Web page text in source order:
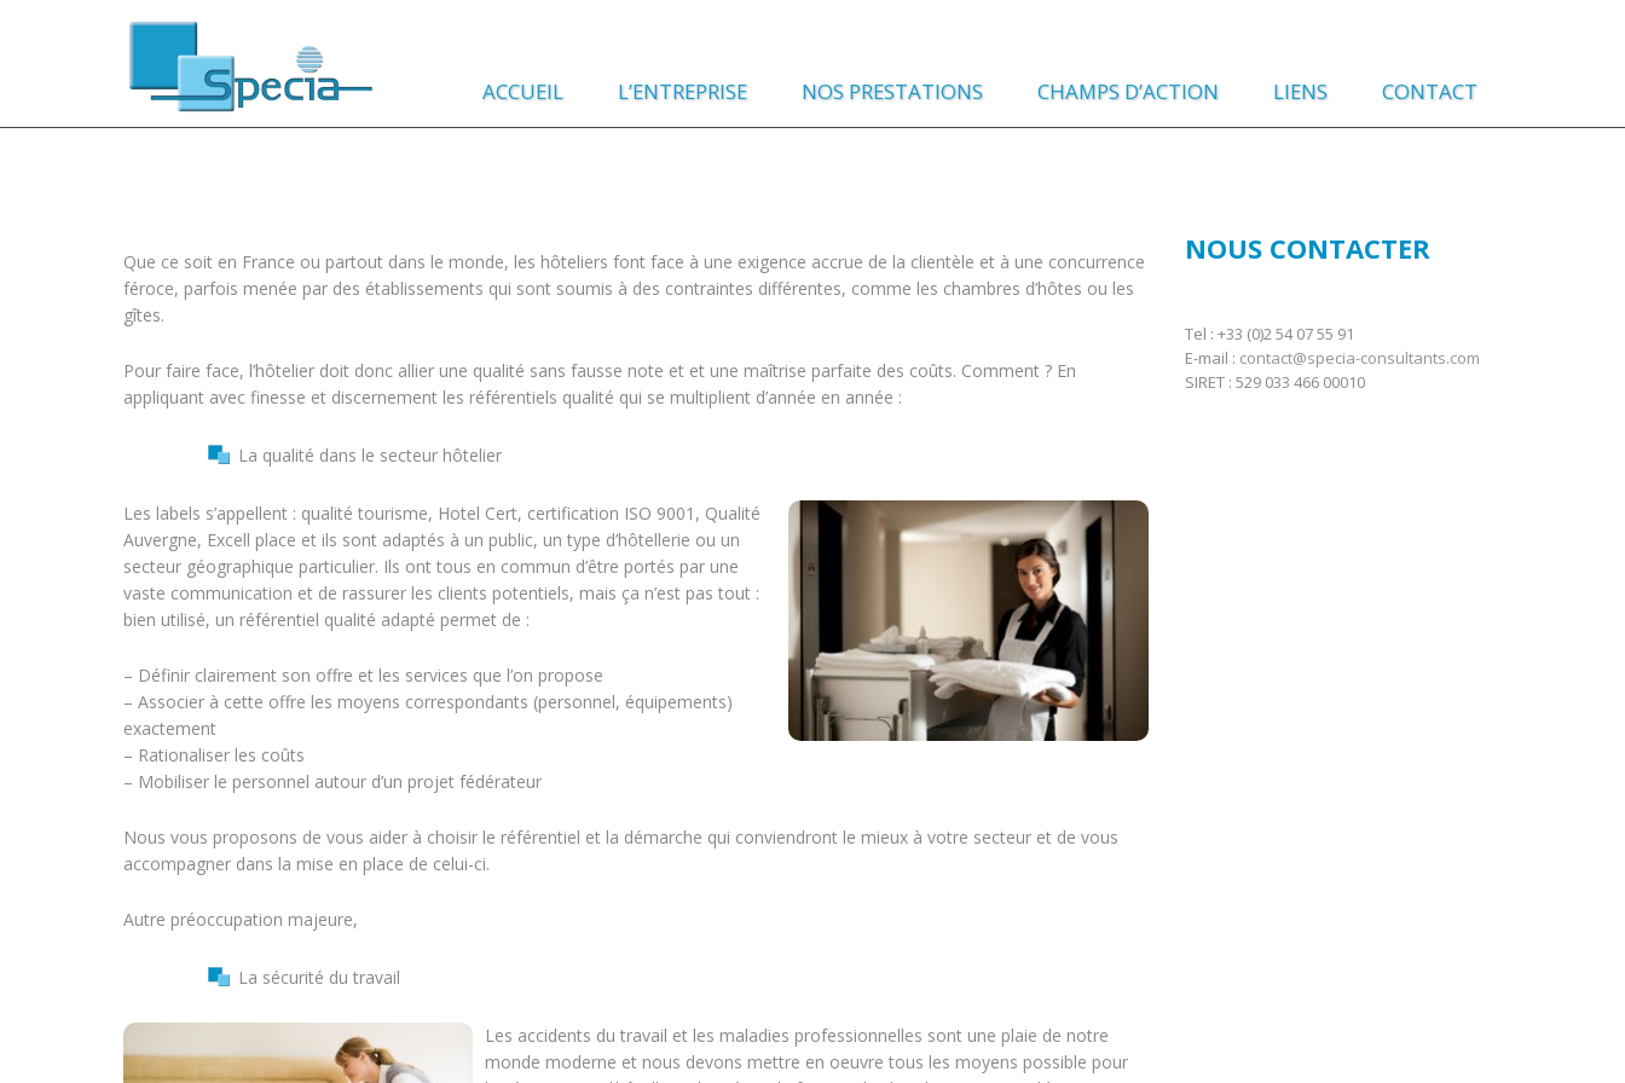
ACCUEIL L’ENTREPRISE NOS PRESTATIONS CHAMPS D’ACTION LIENS CONTACT
Que ce soit en France ou partout dans le monde, les hôteliers font face à une exigence accrue de la clientèle et à une concurrence
féroce, parfois menée par des établissements qui sont soumis à des contraintes différentes, comme les chambres d’hôtes ou les
gîtes.
Pour faire face, l’hôtelier doit donc allier une qualité sans fausse note et et une maîtrise parfaite des coûts. Comment ? En
appliquant avec finesse et discernement les référentiels qualité qui se multiplient d’année en année :
La qualité dans le secteur hôtelier
Les labels s’appellent : qualité tourisme, Hotel Cert, certification ISO 9001, Qualité
Auvergne, Excell place et ils sont adaptés à un public, un type d’hôtellerie ou un
secteur géographique particulier. Ils ont tous en commun d’être portés par une
vaste communication et de rassurer les clients potentiels, mais ça n’est pas tout :
bien utilisé, un référentiel qualité adapté permet de :
– Définir clairement son offre et les services que l’on propose
– Associer à cette offre les moyens correspondants (personnel, équipements)
exactement
– Rationaliser les coûts
– Mobiliser le personnel autour d’un projet fédérateur
Nous vous proposons de vous aider à choisir le référentiel et la démarche qui conviendront le mieux à votre secteur et de vous
accompagner dans la mise en place de celui-ci.
Autre préoccupation majeure,
La sécurité du travail
Les accidents du travail et les maladies professionnelles sont une plaie de notre
monde moderne et nous devons mettre en oeuvre tous les moyens possible pour
NOUS CONTACTER
Tel : +33 (0)2 54 07 55 91
E-mail : contact@specia-consultants.com
SIRET : 529 033 466 00010